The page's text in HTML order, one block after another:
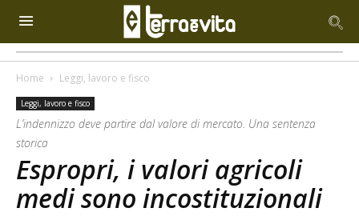
Home Leggi, lavoro e fisco
Leggi, lavoro e fisco
L’indennizzo deve partire dal valore di mercato. Una sentenza
storica
Espropri, i valori agricoli
medi sono incostituzionali